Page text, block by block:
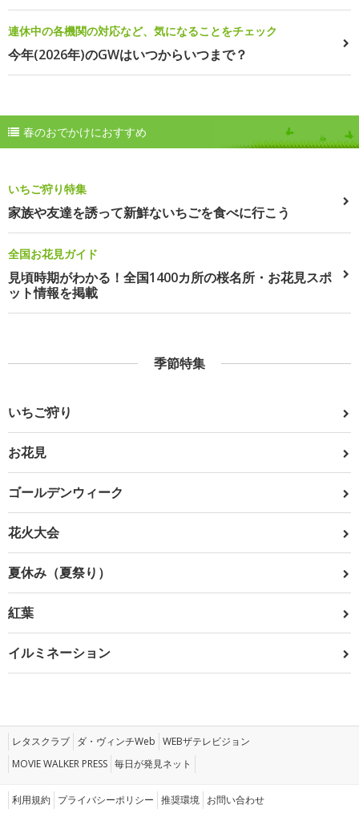
連休中の各機関の対応など、気になることをチェック
今年(2026年)のGWはいつからいつまで？
春のおでかけにおすすめ
いちご狩り特集
家族や友達を誘って新鮮ないちごを食べに行こう
全国お花見ガイド
見頃時期がわかる！全国1400カ所の桜名所・お花見スポ
ット情報を掲載
季節特集
いちご狩り
お花見
ゴールデンウィーク
花火大会
夏休み（夏祭り）
紅葉
イルミネーション
レタスクラブ ダ・ヴィンチWeb WEBザテレビジョン
MOVIE WALKER PRESS 毎日が発見ネット
利用規約 プライバシーポリシー 推奨環境 お問い合わせ